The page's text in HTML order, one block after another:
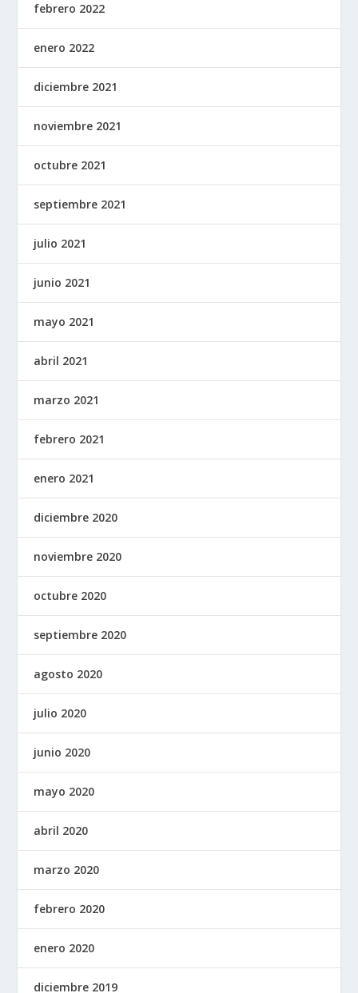
febrero 2022
enero 2022
diciembre 2021
noviembre 2021
octubre 2021
septiembre 2021
julio 2021
junio 2021
mayo 2021
abril 2021
marzo 2021
febrero 2021
enero 2021
diciembre 2020
noviembre 2020
octubre 2020
septiembre 2020
agosto 2020
julio 2020
junio 2020
mayo 2020
abril 2020
marzo 2020
febrero 2020
enero 2020
diciembre 2019